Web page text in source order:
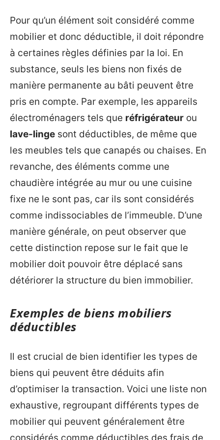
Pour qu’un élément soit considéré comme
mobilier et donc déductible, il doit répondre
à certaines règles définies par la loi. En
substance, seuls les biens non fixés de
manière permanente au bâti peuvent être
pris en compte. Par exemple, les appareils
électroménagers tels que réfrigérateur ou
lave-linge sont déductibles, de même que
les meubles tels que canapés ou chaises. En
revanche, des éléments comme une
chaudière intégrée au mur ou une cuisine
fixe ne le sont pas, car ils sont considérés
comme indissociables de l’immeuble. D’une
manière générale, on peut observer que
cette distinction repose sur le fait que le
mobilier doit pouvoir être déplacé sans
détériorer la structure du bien immobilier.
Exemples de biens mobiliers
déductibles
Il est crucial de bien identifier les types de
biens qui peuvent être déduits afin
d’optimiser la transaction. Voici une liste non
exhaustive, regroupant différents types de
mobilier qui peuvent généralement être